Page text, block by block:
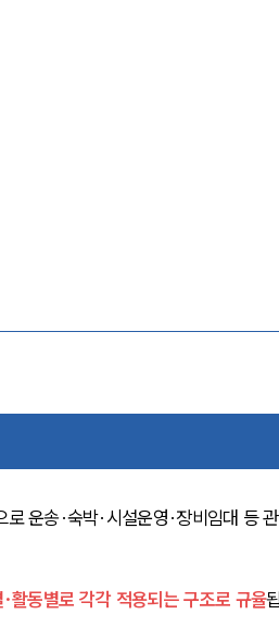
운송·숙박·시설운영·장비임대 등
활동별로 각각 적용되는 구조로 규율